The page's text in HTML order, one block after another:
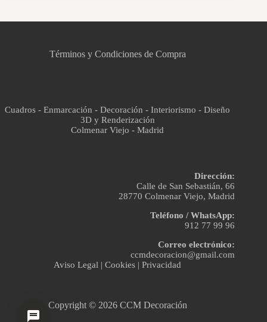
Términos y Condiciones de Compra
Cuadros - Enmarcación - Decoración - Interiorismo - Diseño
3D y Renderización
Colmenar Viejo - Madrid
Dirección:
Calle de San Sebastián, 66
28770 Colmenar Viejo, Madrid
Teléfono / WhatsApp:
912 77 99 96
Correo electrónico:
ccmdecoracion@gmail.com
Aviso Legal |Cookies |Privacidad
Copyright © 2026 CCM Decoración
Asistente virtual · En línea